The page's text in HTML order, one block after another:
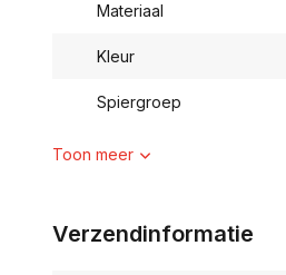
Materiaal
Kleur
Spiergroep
Toon meer
Verzendinformatie